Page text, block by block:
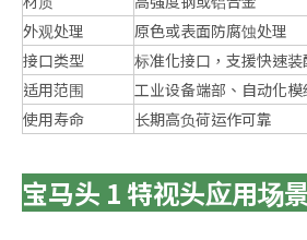
外观处理
原色或表面防腐蚀处理
接口类型
标准化接口，支援快速装
适用范围
工业设备端部、自动化模
使用寿命
长期高负荷运作可靠
宝马头 1 特视头应用场